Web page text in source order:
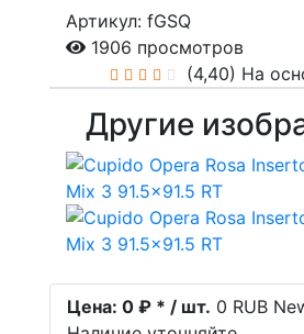
Артикул: fGSQ
1906 просмотров
(4,40) На
Другие
Цена: 0 ₽ * / шт. 0 RUB